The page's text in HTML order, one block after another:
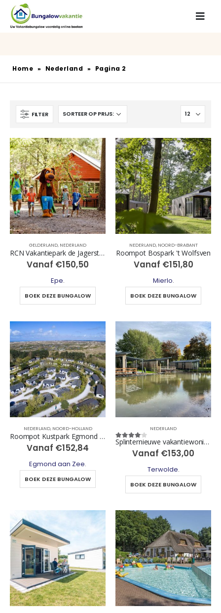
Home » Nederland » Pagina 2
FILTER
GELDERLAND, NEDERLAND
RCN Vakantiepark de Jagerstee
Vanaf €150,50
Epe.
BOEK DEZE BUNGALOW
NEDERLAND, NOORD-BRABANT
Roompot Bospark 't Wolfsven
Vanaf €151,80
Mierlo.
BOEK DEZE BUNGALOW
NEDERLAND, NOORD-HOLLAND
Roompot Kustpark Egmond aan Zee
Vanaf €152,84
Egmond aan Zee.
BOEK DEZE BUNGALOW
NEDERLAND
4out of 5 Splinternieuwe vakantiewoningen op park de Scherpenhof
Vanaf €153,00
Terwolde.
BOEK DEZE BUNGALOW